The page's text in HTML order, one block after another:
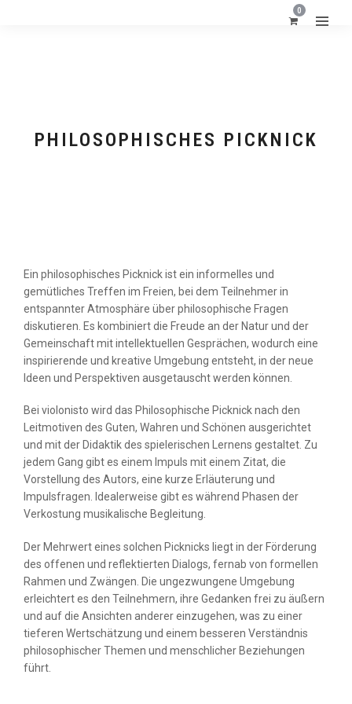
0
PHILOSOPHISCHES PICKNICK
Ein philosophisches Picknick ist ein informelles und
gemütliches Treffen im Freien, bei dem Teilnehmer in
entspannter Atmosphäre über philosophische Fragen
diskutieren. Es kombiniert die Freude an der Natur und der
Gemeinschaft mit intellektuellen Gesprächen, wodurch eine
inspirierende und kreative Umgebung entsteht, in der neue
Ideen und Perspektiven ausgetauscht werden können.
Bei violonisto wird das Philosophische Picknick nach den
Leitmotiven des Guten, Wahren und Schönen ausgerichtet
und mit der Didaktik des spielerischen Lernens gestaltet. Zu
jedem Gang gibt es einem Impuls mit einem Zitat, die
Vorstellung des Autors, eine kurze Erläuterung und
Impulsfragen. Idealerweise gibt es während Phasen der
Verkostung musikalische Begleitung.
Der Mehrwert eines solchen Picknicks liegt in der Förderung
des offenen und reflektierten Dialogs, fernab von formellen
Rahmen und Zwängen. Die ungezwungene Umgebung
erleichtert es den Teilnehmern, ihre Gedanken frei zu äußern
und auf die Ansichten anderer einzugehen, was zu einer
tieferen Wertschätzung und einem besseren Verständnis
philosophischer Themen und menschlicher Beziehungen
führt.